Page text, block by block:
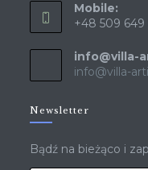
Mobile:
+48 509
info@villa-
info@villa-
Newsletter
Bądź na bieżąco i